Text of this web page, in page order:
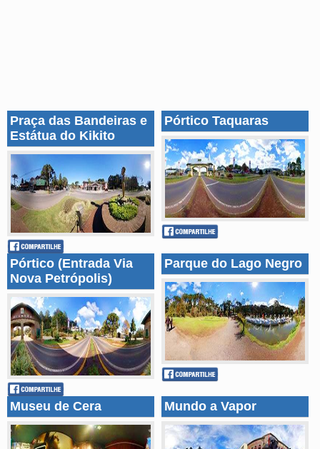
Praça das Bandeiras e
Estátua do Kikito
Pórtico Taquaras
Pórtico (Entrada Via
Nova Petrópolis)
Parque do Lago Negro
Museu de Cera Mundo a Vapor